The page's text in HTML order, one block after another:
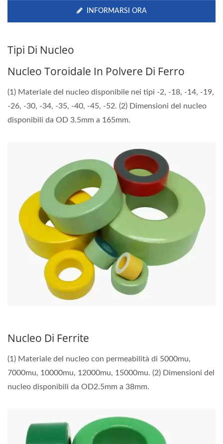
INFORMARSI ORA
Tipi Di Nucleo
Nucleo Toroidale In Polvere Di Ferro
(1) Materiale del nucleo disponibile nei tipi -2, -18, -14, -19,
-26, -30, -34, -35, -40, -45, -52. (2) Dimensioni del nucleo
disponibili da OD 3.5mm a 165mm.
Nucleo Di Ferrite
(1) Materiale del nucleo con permeabilità di 5000mu,
7000mu, 10000mu, 12000mu, 15000mu. (2) Dimensioni del
nucleo disponibili da OD2.5mm a 38mm.